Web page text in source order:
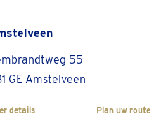
55
GE Amstelveen
details Plan uw route